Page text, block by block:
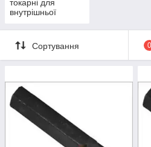
токарні для
внутрішньої
18885-73
Сортування
0